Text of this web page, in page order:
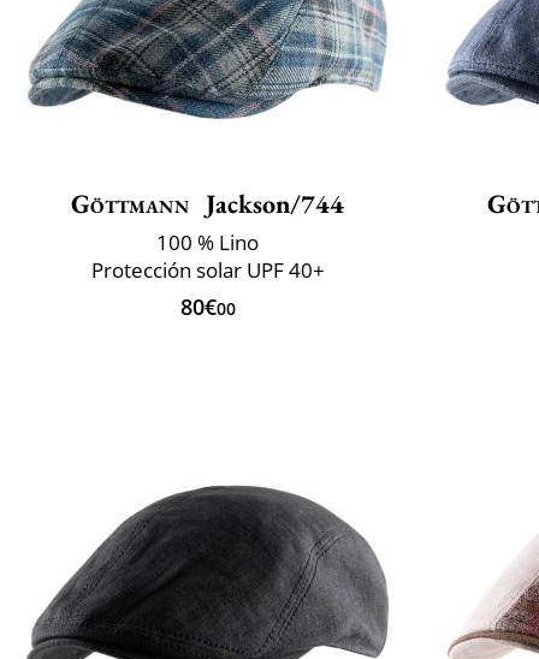
Göttmann Jackson/744
100 % Lino
Protección solar UPF 40+
80€00